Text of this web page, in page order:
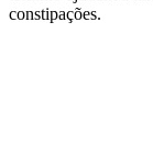
constipações.